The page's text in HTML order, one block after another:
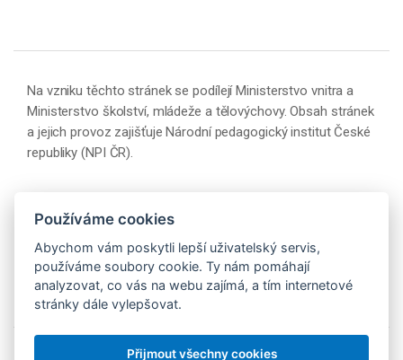
Na vzniku těchto stránek se podílejí Ministerstvo vnitra a
Ministerstvo školství, mládeže a tělovýchovy. Obsah stránek
a jejich provoz zajišťuje Národní pedagogický institut České
republiky (NPI ČR).
Používáme cookies
Abychom vám poskytli lepší uživatelský servis,
používáme soubory cookie. Ty nám pomáhají
analyzovat, co vás na webu zajímá, a tím internetové
stránky dále vylepšovat.
Přijmout všechny cookies